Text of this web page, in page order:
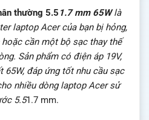
thường 5.5 1.7 mm 65Wlà
laptop Acer của bạn bị hỏng,
cần một bộ sạc thay thế
Sản phẩm có điện áp 19V,
65W, đáp ứng tốt nhu cầu sạc
nhiều dòng laptop Acer sử
5.51.7 mm.